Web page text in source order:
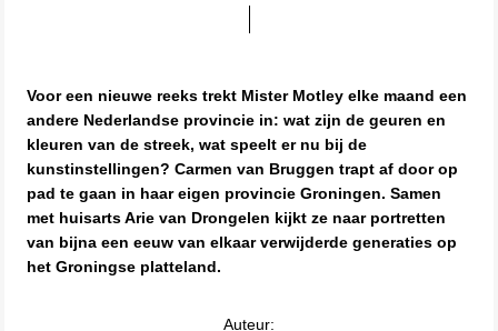
Voor een nieuwe reeks trekt Mister Motley elke maand een
andere Nederlandse provincie in: wat zijn de geuren en
kleuren van de streek, wat speelt er nu bij de
kunstinstellingen? Carmen van Bruggen trapt af door op
pad te gaan in haar eigen provincie Groningen. Samen
met huisarts Arie van Drongelen kijkt ze naar portretten
van bijna een eeuw van elkaar verwijderde generaties op
het Groningse platteland.
Auteur: